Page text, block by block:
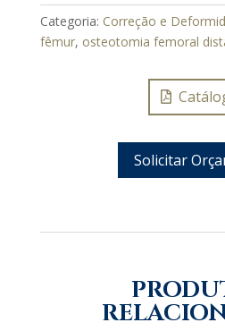
Categoria: Correção e
fêmur, osteotomia femoral
Solicitar